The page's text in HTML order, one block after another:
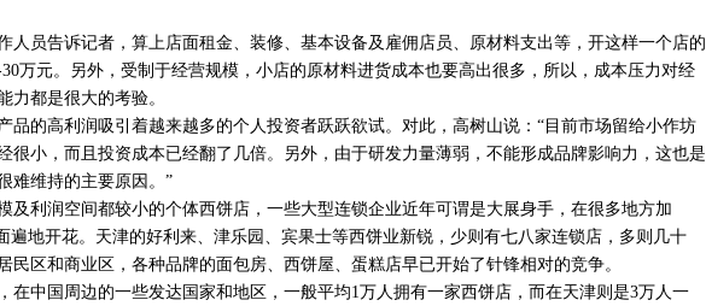
员告诉记者，算上店面租金、装修、基本设备及雇佣店员、原材料支出等，开这样一个店的
万元。另外，受制于经营规模，小店的原材料进货成本也要高出很多，所以，成本压力对经
力都是很大的考验。
的高利润吸引着越来越多的个人投资者跃跃欲试。对此，高树山说：“目前市场留给小作坊
很小，而且投资成本已经翻了几倍。另外，由于研发力量薄弱，不能形成品牌影响力，这也是
难维持的主要原因。”
利润空间都较小的个体西饼店，一些大型连锁企业近年可谓是大展身手，在很多地方加
遍地开花。天津的好利来、津乐园、宾果士等西饼业新锐，少则有七八家连锁店，多则几十
民区和商业区，各种品牌的面包房、西饼屋、蛋糕店早已开始了针锋相对的竞争。
中国周边的一些发达国家和地区，一般平均1万人拥有一家西饼店，而在天津则是3万人一